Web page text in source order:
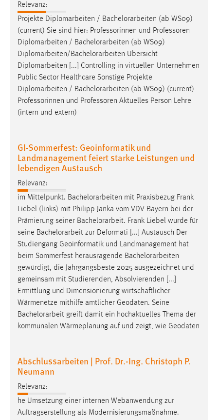
Relevanz:
Projekte Diplomarbeiten / Bachelorarbeiten (ab WS09)
(current) Sie sind hier: Professorinnen und Professoren
Diplomarbeiten / Bachelorarbeiten (ab WS09)
Diplomarbeiten/ Bachelorarbeiten Übersicht
Diplomarbeiten [...] Controlling in virtuellen Unternehmen
Public Sector Healthcare Sonstige Projekte
Diplomarbeiten / Bachelorarbeiten (ab WS09) (current)
Professorinnen und Professoren Aktuelles Person Lehre
(intern und extern)
GI-Sommerfest: Geoinformatik und
Landmanagement feiert starke Leistungen und
lebendigen Austausch
Relevanz:
im Mittelpunkt. Bachelorarbeiten mit Praxisbezug Frank
Liebel (links) mit Philipp Janka vom VDV Bayern bei der
Prämierung seiner Bachelorarbeit. Frank Liebel wurde für
seine Bachelorarbeit zur Deformati [...] Austausch Der
Studiengang Geoinformatik und Landmanagement hat
beim Sommerfest herausragende Bachelorarbeiten
gewürdigt, die Jahrgangsbeste 2025 ausgezeichnet und
gemeinsam mit Studierenden, Absolvierenden [...]
Ermittlung und Dimensionierung wirtschaftlicher
Wärmenetze mithilfe amtlicher Geodaten. Seine
Bachelorarbeit greift damit ein hochaktuelles Thema der
kommunalen Wärmeplanung auf und zeigt, wie Geodaten
Abschlussarbeiten | Prof. Dr.-Ing. Christoph P.
Neumann
Relevanz:
he Umsetzung einer internen Webanwendung zur
Auftragserstellung als Modernisierungsmaßnahme.
Chat
Name:
MibewSessionID, MIBEW_UserID, mibew_locale, mibew-
chat-frame-style-5e9dbeb1811c0446
Zweck:
Wird benötigt um die Chatfunktion nutzen zu können.
Cookie Laufzeit:
MibewSessionID, mibew-chat-frame-style-
Login
fe_user, be_user, be_lastLoginProvider
Zweck:
Dieser Cookie ist notwendig um sich an der Website
einloggen zu können.
Cookie Laufzeit:
24 Stunden
STATISTIK
Statistik Cookies erfassen Informationen anonym.
Diese Informationen helfen uns zu verstehen, wie
Matomo
Name:
_pk_ref, _pk_cvar, _pk_id, _pk_ses
Zweck:
Zugriffsstatistik